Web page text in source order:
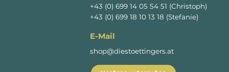
+43 (0) 699 14 05 54 51 (Christoph)
+43 (0) 699 18 10 13 18 (Stefanie)
E-Mail
shop@diestoettingers.at